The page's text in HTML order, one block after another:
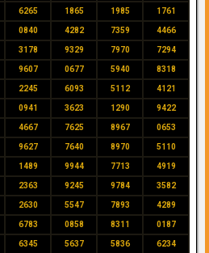
6265 1865 1985 1761
0840 4282 7359 4466
3178 9329 7970 7294
9607 0677 5940 8318
2245 6093 5112 4121
0941 3623 1290 9422
4667 7625 8967 0653
9627 7640 8970 5110
1489 9944 7713 4919
2363 9245 9784 3582
2630 5547 7893 4289
6783 0858 8311 0187
6345 5637 5836 6234